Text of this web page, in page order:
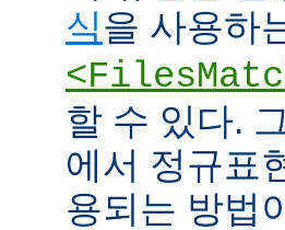
식을 사용하
할 수 있다.
에서 정규표
용되는 방법